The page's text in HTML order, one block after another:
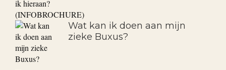
Wat kan ik doen aan mijn
zieke Buxus?